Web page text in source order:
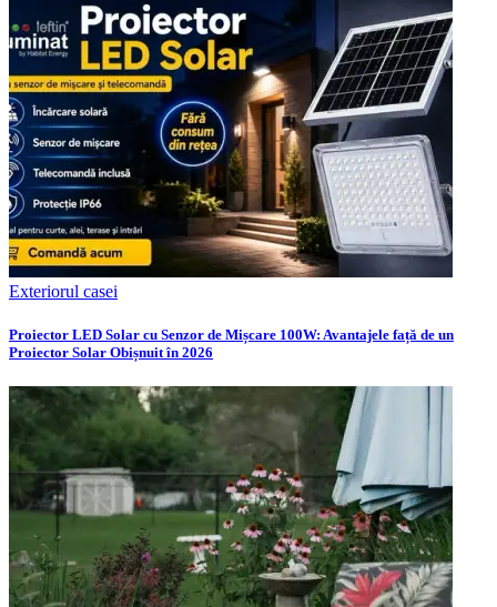
Exteriorul casei
Proiector LED Solar cu Senzor de Mișcare 100W: Avantajele față de un
Proiector Solar Obișnuit în 2026